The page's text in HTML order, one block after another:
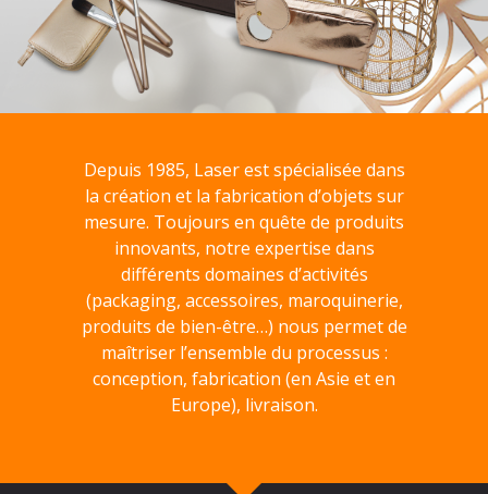
Depuis 1985, Laser est spécialisée dans
la création et la fabrication d’objets sur
mesure. Toujours en quête de produits
innovants, notre expertise dans
différents domaines d’activités
(packaging, accessoires, maroquinerie,
produits de bien-être…) nous permet de
maîtriser l’ensemble du processus :
conception, fabrication (en Asie et en
Europe), livraison.